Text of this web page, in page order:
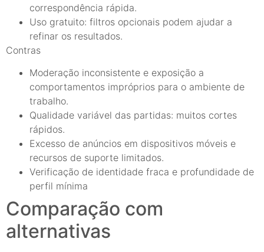
correspondência rápida.
Uso gratuito: filtros opcionais podem ajudar a
refinar os resultados.
Contras
Moderação inconsistente e exposição a
comportamentos impróprios para o ambiente de
trabalho.
Qualidade variável das partidas: muitos cortes
rápidos.
Excesso de anúncios em dispositivos móveis e
recursos de suporte limitados.
Verificação de identidade fraca e profundidade de
perfil mínima
Comparação com
alternativas